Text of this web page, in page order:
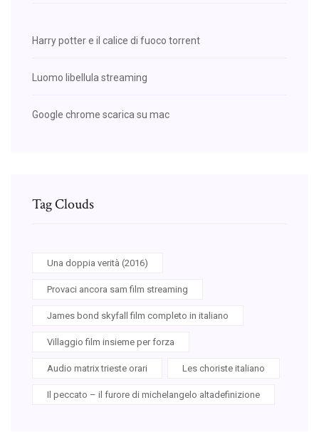
Harry potter e il calice di fuoco torrent
Luomo libellula streaming
Google chrome scarica su mac
Tag Clouds
Una doppia verità (2016)
Provaci ancora sam film streaming
James bond skyfall film completo in italiano
Villaggio film insieme per forza
Audio matrix trieste orari Les choriste italiano
Il peccato – il furore di michelangelo altadefinizione